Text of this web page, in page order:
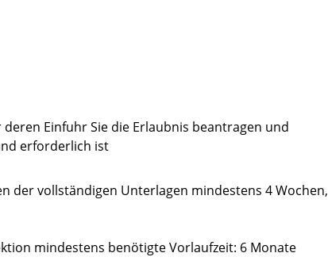
Einfuhr Sie die Erlaubnis beantragen und
erforderlich ist
der vollständigen Unterlagen mindestens 4 Wochen,
mindestens benötigte Vorlaufzeit: 6 Monate